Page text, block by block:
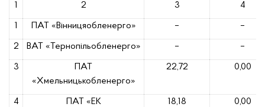
1 2 3 4
1 ПАТ «Вінницяобленерго» – –
2 ВАТ «Тернопільобленерго» – –
3
ПАТ
«Хмельницькобленерго»
22,72 0,00
4
ПАТ «ЕК
18,18 0,00